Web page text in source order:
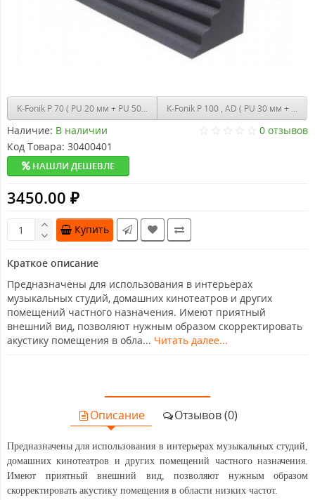
K-Fonik P 70 ( PU 20 мм + PU 50 мм ) 1000х2000 мм ( 2 м2 )
K-Fonik P 100 , AD ( PU 30 мм + PU
Наличие: В наличии
0 отзывов
Код Товара: 30400401
НАШЛИ ДЕШЕВЛЕ
3450.00 ₽
Купить
Краткое описание
Предназначены для использования в интерьерах
музыкальных студий, домашних кинотеатров и других
помещений частного назначения. Имеют приятный
внешний вид, позволяют нужным образом скорректировать
акустику помещения в обла... Читать далее...
Описание Отзывов (0)
Предназначены для использования в интерьерах музыкальных студий,
домашних кинотеатров и других помещений частного назначения.
Имеют приятный внешний вид, позволяют нужным образом
скорректировать акустику помещения в области низких частот.